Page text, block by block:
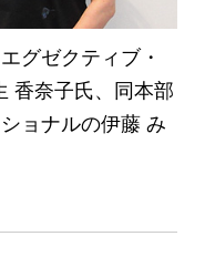
グゼクティブ・
香奈子氏、同本部
ョナルの伊藤 み